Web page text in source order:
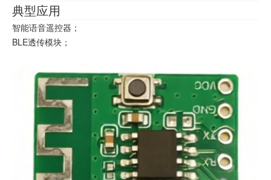
典型应用
智能语音遥控器；
BLE透传模块；